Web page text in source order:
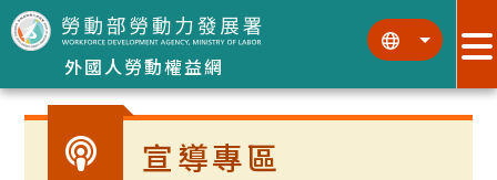
跳到主要內容區塊
外國人勞動權益網
::: :::
宣導專區